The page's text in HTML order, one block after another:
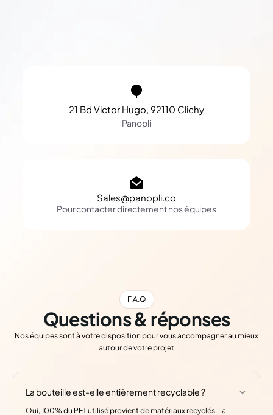
21 Bd Victor Hugo, 92110 Clichy
Panopli
Sales@panopli.co
Pour contacter directement nos équipes
F.A.Q
Questions & réponses
Nos équipes sont à votre disposition pour vous accompagner au mieux
autour de votre projet
La bouteille est-elle entièrement recyclable ?
Oui, 100% du PET utilisé provient de matériaux recyclés. La